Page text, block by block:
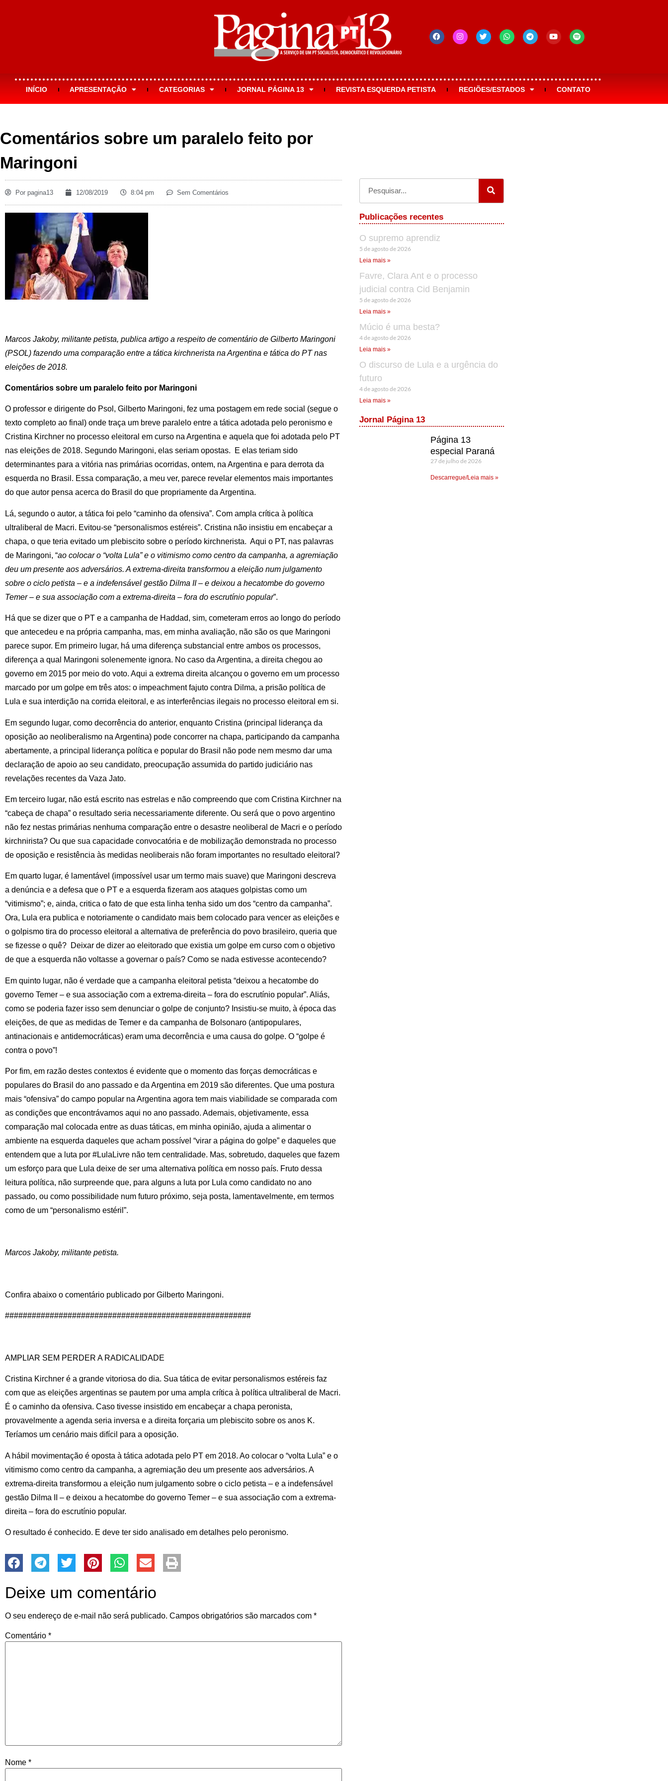
INÍCIO APRESENTAÇÃO CATEGORIAS JORNAL PÁGINA 13 REVISTA ESQUERDA PETISTA REGIÕES/ESTADOS CONTATO
Comentários sobre um paralelo feito por
Maringoni
Por pagina13 12/08/2019 8:04 pm Sem Comentários
Marcos Jakoby, militante petista, publica artigo a respeito de comentário de Gilberto Maringoni
(PSOL) fazendo uma comparação entre a tática kirchnerista na Argentina e tática do PT nas
eleições de 2018.
Comentários sobre um paralelo feito por Maringoni
O professor e dirigente do Psol, Gilberto Maringoni, fez uma postagem em rede social (segue o
texto completo ao final) onde traça um breve paralelo entre a tática adotada pelo peronismo e
Cristina Kirchner no processo eleitoral em curso na Argentina e aquela que foi adotada pelo PT
nas eleições de 2018. Segundo Maringoni, elas seriam opostas. E elas teriam sido
determinantes para a vitória nas primárias ocorridas, ontem, na Argentina e para derrota da
esquerda no Brasil. Essa comparação, a meu ver, parece revelar elementos mais importantes
do que autor pensa acerca do Brasil do que propriamente da Argentina.
Lá, segundo o autor, a tática foi pelo “caminho da ofensiva”. Com ampla crítica à política
ultraliberal de Macri. Evitou-se “personalismos estéreis”. Cristina não insistiu em encabeçar a
chapa, o que teria evitado um plebiscito sobre o período kirchnerista. Aqui o PT, nas palavras
de Maringoni, “ao colocar o “volta Lula” e o vitimismo como centro da campanha, a agremiação
deu um presente aos adversários. A extrema-direita transformou a eleição num julgamento
sobre o ciclo petista – e a indefensável gestão Dilma II – e deixou a hecatombe do governo
Temer – e sua associação com a extrema-direita – fora do escrutínio popular”.
Há que se dizer que o PT e a campanha de Haddad, sim, cometeram erros ao longo do período
que antecedeu e na própria campanha, mas, em minha avaliação, não são os que Maringoni
parece supor. Em primeiro lugar, há uma diferença substancial entre ambos os processos,
diferença a qual Maringoni solenemente ignora. No caso da Argentina, a direita chegou ao
governo em 2015 por meio do voto. Aqui a extrema direita alcançou o governo em um processo
marcado por um golpe em três atos: o impeachment fajuto contra Dilma, a prisão política de
Lula e sua interdição na corrida eleitoral, e as interferências ilegais no processo eleitoral em si.
Em segundo lugar, como decorrência do anterior, enquanto Cristina (principal liderança da
oposição ao neoliberalismo na Argentina) pode concorrer na chapa, participando da campanha
abertamente, a principal liderança política e popular do Brasil não pode nem mesmo dar uma
declaração de apoio ao seu candidato, preocupação assumida do partido judiciário nas
revelações recentes da Vaza Jato.
Em terceiro lugar, não está escrito nas estrelas e não compreendo que com Cristina Kirchner na
“cabeça de chapa” o resultado seria necessariamente diferente. Ou será que o povo argentino
não fez nestas primárias nenhuma comparação entre o desastre neoliberal de Macri e o período
kirchnirista? Ou que sua capacidade convocatória e de mobilização demonstrada no processo
de oposição e resistência às medidas neoliberais não foram importantes no resultado eleitoral?
Em quarto lugar, é lamentável (impossível usar um termo mais suave) que Maringoni descreva
a denúncia e a defesa que o PT e a esquerda fizeram aos ataques golpistas como um
“vitimismo”; e, ainda, critica o fato de que esta linha tenha sido um dos “centro da campanha”.
Ora, Lula era publica e notoriamente o candidato mais bem colocado para vencer as eleições e
o golpismo tira do processo eleitoral a alternativa de preferência do povo brasileiro, queria que
se fizesse o quê? Deixar de dizer ao eleitorado que existia um golpe em curso com o objetivo
de que a esquerda não voltasse a governar o país? Como se nada estivesse acontecendo?
Em quinto lugar, não é verdade que a campanha eleitoral petista “deixou a hecatombe do
governo Temer – e sua associação com a extrema-direita – fora do escrutínio popular”. Aliás,
como se poderia fazer isso sem denunciar o golpe de conjunto? Insistiu-se muito, à época das
eleições, de que as medidas de Temer e da campanha de Bolsonaro (antipopulares,
antinacionais e antidemocráticas) eram uma decorrência e uma causa do golpe. O “golpe é
contra o povo”!
Por fim, em razão destes contextos é evidente que o momento das forças democráticas e
populares do Brasil do ano passado e da Argentina em 2019 são diferentes. Que uma postura
mais “ofensiva” do campo popular na Argentina agora tem mais viabilidade se comparada com
as condições que encontrávamos aqui no ano passado. Ademais, objetivamente, essa
comparação mal colocada entre as duas táticas, em minha opinião, ajuda a alimentar o
ambiente na esquerda daqueles que acham possível “virar a página do golpe” e daqueles que
entendem que a luta por #LulaLivre não tem centralidade. Mas, sobretudo, daqueles que fazem
um esforço para que Lula deixe de ser uma alternativa política em nosso país. Fruto dessa
leitura política, não surpreende que, para alguns a luta por Lula como candidato no ano
passado, ou como possibilidade num futuro próximo, seja posta, lamentavelmente, em termos
como de um “personalismo estéril”.
Marcos Jakoby, militante petista.
Confira abaixo o comentário publicado por Gilberto Maringoni.
#######################################################
AMPLIAR SEM PERDER A RADICALIDADE
Cristina Kirchner é a grande vitoriosa do dia. Sua tática de evitar personalismos estéreis faz
com que as eleições argentinas se pautem por uma ampla crítica à política ultraliberal de Macri.
É o caminho da ofensiva. Caso tivesse insistido em encabeçar a chapa peronista,
provavelmente a agenda seria inversa e a direita forçaria um plebiscito sobre os anos K.
Teríamos um cenário mais difícil para a oposição.
A hábil movimentação é oposta à tática adotada pelo PT em 2018. Ao colocar o “volta Lula” e o
vitimismo como centro da campanha, a agremiação deu um presente aos adversários. A
extrema-direita transformou a eleição num julgamento sobre o ciclo petista – e a indefensável
gestão Dilma II – e deixou a hecatombe do governo Temer – e sua associação com a extrema-
direita – fora do escrutínio popular.
O resultado é conhecido. E deve ter sido analisado em detalhes pelo peronismo.
Deixe um comentário
O seu endereço de e-mail não será publicado. Campos obrigatórios são marcados com *
Comentário *
Nome *
Publicações recentes
O supremo aprendiz
5 de agosto de 2026
Leia mais »
Favre, Clara Ant e o processo
judicial contra Cid Benjamin
5 de agosto de 2026
Leia mais »
Múcio é uma besta?
4 de agosto de 2026
Leia mais »
O discurso de Lula e a urgência do
futuro
4 de agosto de 2026
Leia mais »
Jornal Página 13
Página 13
especial Paraná
27 de julho de 2026
Descarregue/Leia mais »